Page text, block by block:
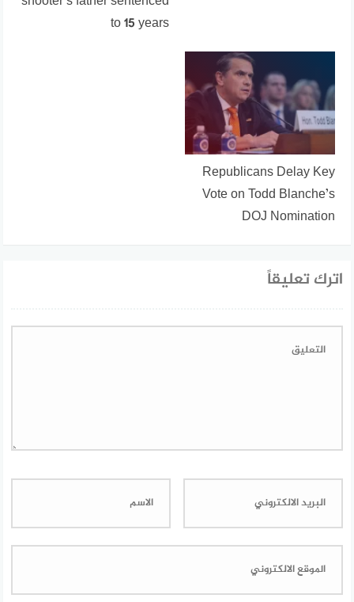
to 15 years
Republicans Delay Key
Vote on Todd Blanche’s
DOJ Nomination
اترك تعليقاً